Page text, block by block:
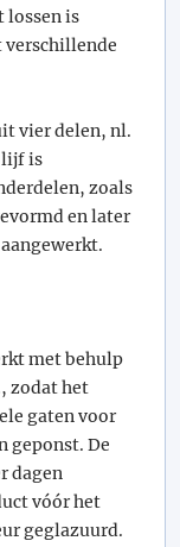
lossen is
verschillende
vier delen, nl.
lijf is
zoals
en later
met behulp
zodat het
gaten voor
geponst. De
dagen
vóór het
geglazuurd.